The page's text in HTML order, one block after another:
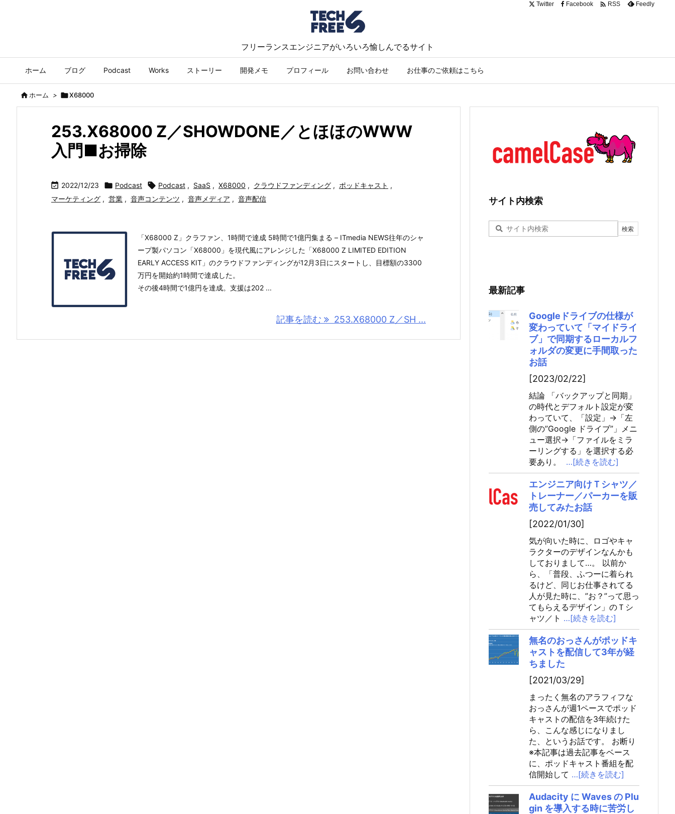
フリーランスエンジニアがいろいろ愉しんでるサイト
ホーム ブログ Podcast Works ストーリー 開発メモ プロフィール お問い合わせ お仕事のご依頼はこちら
Twitter Facebook  RSS Feedly
ホーム > X68000
253.X68000 Z／SHOWDONE／とほほのWWW
入門■お掃除
 2022/12/23  Podcast  Podcast , SaaS , X68000 , クラウドファンディング , ポッドキャスト ,
マーケティング , 営業 , 音声コンテンツ , 音声メディア , 音声配信
「X68000 Z」クラファン、1時間で達成 5時間で1億円集まる – ITmedia NEWS往年のシャ
ープ製パソコン「X68000」を現代風にアレンジした「X68000 Z LIMITED EDITION
EARLY ACCESS KIT」のクラウドファンディングが12月3日にスタートし、目標額の3300
万円を開始約1時間で達成した。
その後4時間で1億円を達成。支援は202 ...
記事を読む 253.X68000 Z／SH ...
サイト内検索
最新記事
Googleドライブの仕様が
変わっていて「マイドライ
ブ」で同期するローカルフ
ォルダの変更に手間取った
お話
[2023/02/22]
結論 「バックアップと同期」
の時代とデフォルト設定が変
わっていて、「設定」→「左
側の”Google ドライブ”」メニ
ュー選択→「ファイルをミラ
ーリングする」を選択する必
要あり。
…[続きを読む]
エンジニア向けＴシャツ／
トレーナー／パーカーを販
売してみたお話
[2022/01/30]
気が向いた時に、ロゴやキャ
ラクターのデザインなんかも
しておりまして…。 以前か
ら、「普段、ふつーに着られ
るけど、同じお仕事されてる
人が見た時に、”お？”って思っ
てもらえるデザイン」のＴシ
ャツ／ト …[続きを読む]
無名のおっさんがポッドキ
ャストを配信して3年が経
ちました
[2021/03/29]
まったく無名のアラフィフな
おっさんが週1ペースでポッド
キャストの配信を3年続けた
ら、こんな感じになりまし
た、というお話です。 お断り
※本記事は過去記事をベース
に、ポッドキャスト番組を配
信開始して …[続きを読む]
Audacity に Waves の Plu
gin を導入する時に苦労し